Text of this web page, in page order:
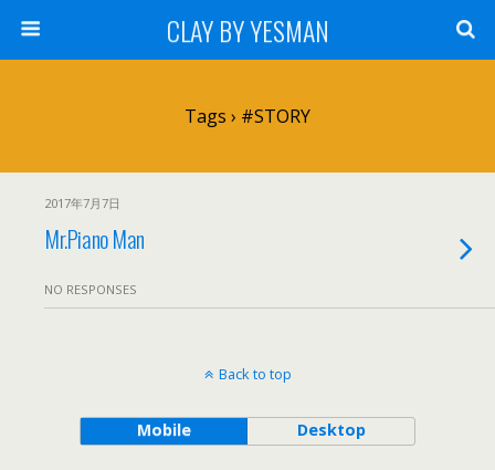
CLAY BY YESMAN
Tags › #STORY
2017年7月7日
Mr.Piano Man
NO RESPONSES
Back to top
Mobile Desktop